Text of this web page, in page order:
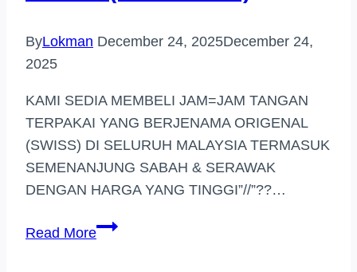
ByLokman December 24, 2025December 24,
2025
KAMI SEDIA MEMBELI JAM=JAM TANGAN
TERPAKAI YANG BERJENAMA ORIGENAL
(SWISS) DI SELURUH MALAYSIA TERMASUK
SEMENANJUNG SABAH & SERAWAK
DENGAN HARGA YANG TINGGI”//”??…
Read MoreBELI